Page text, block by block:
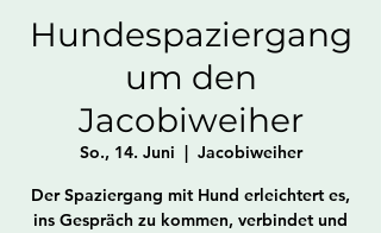
Hundespaziergang
um den
Jacobiweiher
So., 14. Juni
  |
Jacobiweiher
Der Spaziergang mit Hund erleichtert es,
ins Gespräch zu kommen, verbindet und